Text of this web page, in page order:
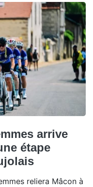
arrive
étape
reliera Mâcon à